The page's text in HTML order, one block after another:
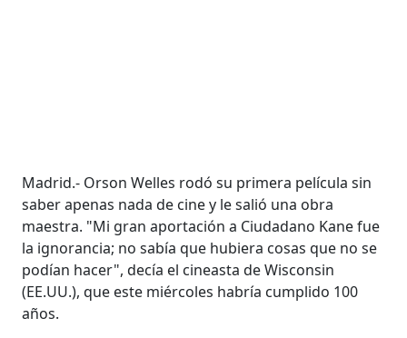
Madrid.- Orson Welles rodó su primera película sin
saber apenas nada de cine y le salió una obra
maestra. "Mi gran aportación a Ciudadano Kane fue
la ignorancia; no sabía que hubiera cosas que no se
podían hacer", decía el cineasta de Wisconsin
(EE.UU.), que este miércoles habría cumplido 100
años.